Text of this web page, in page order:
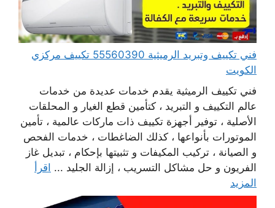
فني تكييف وتبريد الرميثية 55560390 تكييف مركزي
الكويت
فني تكييف الرميثية يقدم خدمات عديدة من خدمات
عالم التكييف و التبريد ، كتأمين قطع الغيار و المحلقات
الأصلية ، توفير أجهزة تكييف ذات ماركات عالمية ، تأمين
الموتورات بأنواعها ، كذلك الضاغطات ، خدمات الفحص
و الصيانة ، تركيب المكيفات و تثبيتها بإحكام ، تبديل غاز
الفريون و حل مشاكل التسريب ، إزالة الجليد ... اقرأ
المزيد